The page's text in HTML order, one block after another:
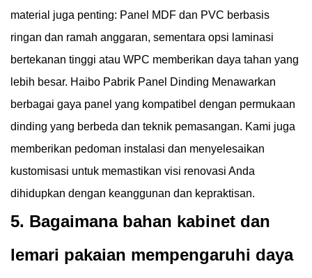
material juga penting: Panel MDF dan PVC berbasis
ringan dan ramah anggaran, sementara opsi laminasi
bertekanan tinggi atau WPC memberikan daya tahan yang
lebih besar. Haibo Pabrik Panel Dinding Menawarkan
berbagai gaya panel yang kompatibel dengan permukaan
dinding yang berbeda dan teknik pemasangan. Kami juga
memberikan pedoman instalasi dan menyelesaikan
kustomisasi untuk memastikan visi renovasi Anda
dihidupkan dengan keanggunan dan kepraktisan.
5. Bagaimana bahan kabinet dan
lemari pakaian mempengaruhi daya